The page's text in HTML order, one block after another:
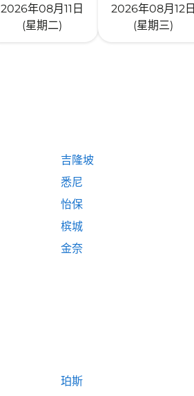
2026年08月11日
(星期二)
2026年08月12日
(星期三)
吉隆坡
悉尼
怡保
槟城
金奈
珀斯